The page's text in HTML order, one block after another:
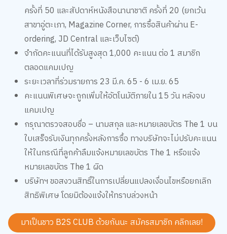
ครั้งที่ 50 และสัปดาห์หนังสือนานาชาติ ครั้งที่ 20 (ยกเว้น
สาขาอู่ตะเภา, Magazine Corner, การซื้อสินค้าผ่าน E-
ordering, JD Central และเว็บไซต์)
จำกัดคะแนนที่ได้รับสูงสุด 1,000 คะแนน ต่อ 1 สมาชิก
ตลอดแคมเปญ
ระยะเวลาที่ร่วมรายการ 23 มี.ค. 65 - 6 เม.ย. 65
คะแนนพิเศษจะถูกเพิ่มให้อัตโนมัติภายใน 15 วัน หลังจบ
แคมเปญ
กรุณาตรวจสอบชื่อ – นามสกุล และหมายเลขบัตร The 1 บน
ใบเสร็จรับเงินทุกครั้งหลังการซื้อ ทางบริษัทจะไม่ปรับคะแนน
ให้ในกรณีที่ลูกค้าลืมแจ้งหมายเลขบัตร The 1 หรือแจ้ง
หมายเลขบัตร The 1 ผิด
บริษัทฯ ขอสงวนสิทธิ์ในการเปลี่ยนแปลงเงื่อนไขหรือยกเลิก
สิทธิพิเศษ โดยมิต้องแจ้งให้ทราบล่วงหน้า
มาเป็นชาว B2S CLUB ด้วยกันนะ สมัครสมาชิก คลิกเลย!